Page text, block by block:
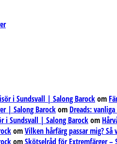
i Sundsvall | Salong Barockom
| Salong Barockom Dreads:
i Sundsvall | Salong Barockom
omVilken hårfärg passar mig?
omSkötselråd för Extremfärger –